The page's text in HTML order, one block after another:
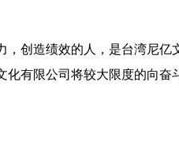
创造绩效的人，是台湾尼
化有限公司将较大限度的向